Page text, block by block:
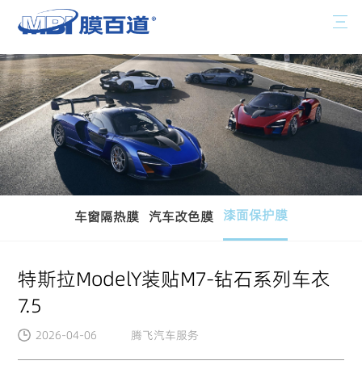
车窗隔热膜 汽车改色膜 漆面保护膜
特斯拉ModelY装贴M7-钻石系列车衣
7.5
2026-04-06 腾飞汽车服务